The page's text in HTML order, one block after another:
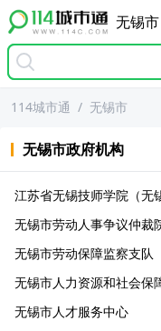
无锡市
114城市通 / 无锡市
无锡市政府机构
江苏省无锡技师学院（无
无锡市劳动人事争议仲裁
无锡市劳动保障监察支队
无锡市人力资源和社会保
无锡市人才服务中心